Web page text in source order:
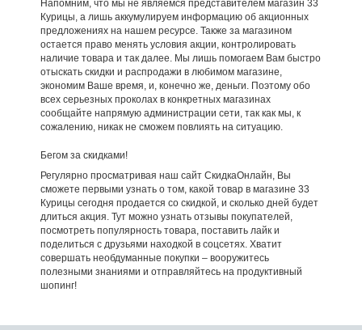
Напомним, что мы не являемся представителем магазин 33
Курицы, а лишь аккумулируем информацию об акционных
предложениях на нашем ресурсе. Также за магазином
остается право менять условия акции, контролировать
наличие товара и так далее. Мы лишь помогаем Вам быстро
отыскать скидки и распродажи в любимом магазине,
экономим Ваше время, и, конечно же, деньги. Поэтому обо
всех серьезных проколах в конкретных магазинах
сообщайте напрямую администрации сети, так как мы, к
сожалению, никак не сможем повлиять на ситуацию.
Бегом за скидками!
Регулярно просматривая наш сайт СкидкаОнлайн, Вы
сможете первыми узнать о том, какой товар в магазине 33
Курицы сегодня продается со скидкой, и сколько дней будет
длиться акция. Тут можно узнать отзывы покупателей,
посмотреть популярность товара, поставить лайк и
поделиться с друзьями находкой в соцсетях. Хватит
совершать необдуманные покупки – вооружитесь
полезными знаниями и отправляйтесь на продуктивный
шопинг!